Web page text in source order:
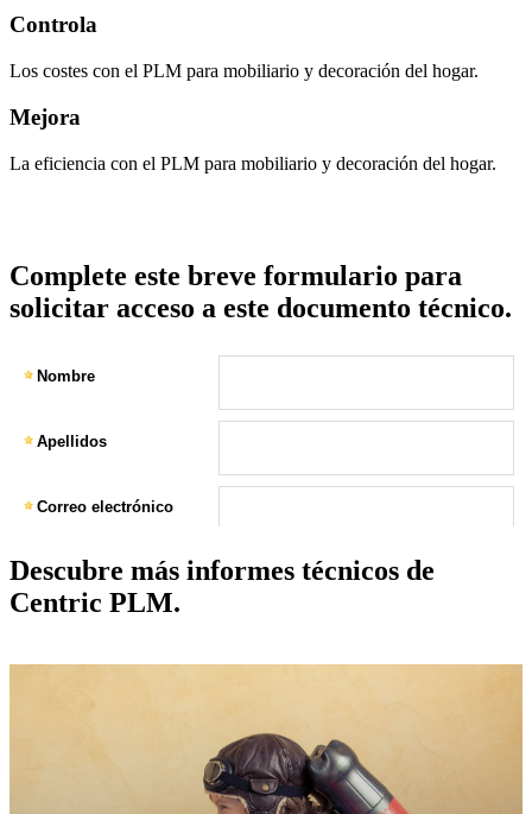
Controla
Los costes con el PLM para mobiliario y decoración del hogar.
Mejora
La eficiencia con el PLM para mobiliario y decoración del hogar.
Complete este breve formulario para
solicitar acceso a este documento técnico.
Descubre más informes técnicos de
Centric PLM.